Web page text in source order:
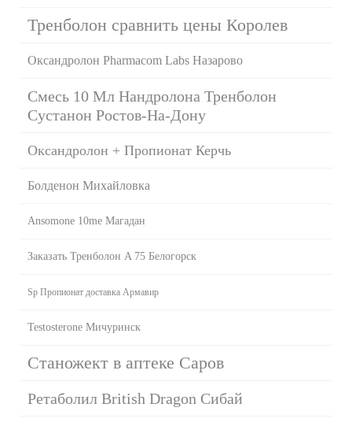
Тренболон сравнить цены Королев
Оксандролон Pharmacom Labs Назарово
Смесь 10 Мл Нандролона Тренболон
Сустанон Ростов-На-Дону
Оксандролон + Пропионат Керчь
Болденон Михайловка
Ansomone 10me Магадан
Заказать Тренболон A 75 Белогорск
Sp Пропионат доставка Армавир
Testosterone Мичуринск
Станожект в аптеке Саров
Ретаболил British Dragon Сибай